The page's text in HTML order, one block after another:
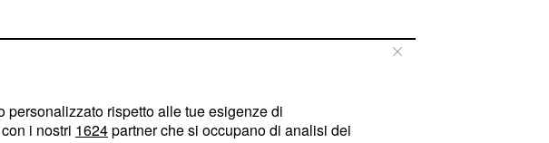
rispetto alle tue esigenze di
i nostri 1624partner che si occupano di analisi dei